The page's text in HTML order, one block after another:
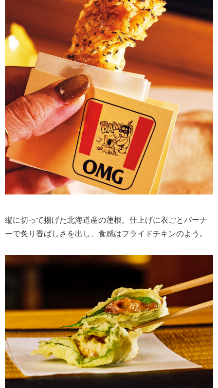
縦に切って揚げた北海道産の蓮根。仕上げに衣ごとバーナ
ーで炙り香ばしさを出し、食感はフライドチキンのよう。